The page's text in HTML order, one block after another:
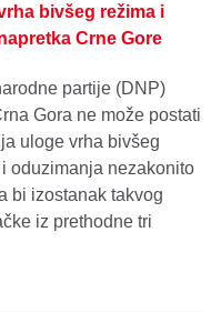
bivšeg režima i
Crne Gore
partije (DNP)
Gora ne može postati
uloge vrha bivšeg
oduzimanja nezakonito
bi izostanak takvog
iz prethodne tri